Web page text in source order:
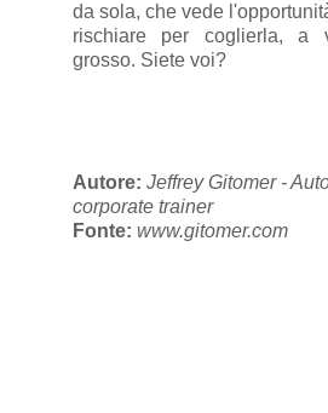
da sola, che vede
rischiare per coglierla, a
grosso. Siete voi?
Autore: Jeffrey Gitomer -
corporate trainer
Fonte: www.gitomer.com